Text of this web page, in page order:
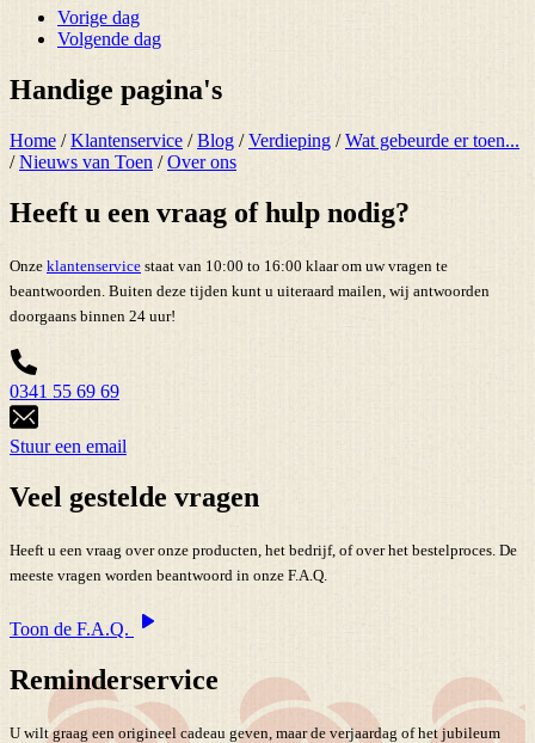
Vorige dag
Volgende dag
Handige pagina's
Home /Klantenservice /Blog /Verdieping /Wat gebeurde er toen...
/Nieuws van Toen /Over ons
Heeft u een vraag of hulp nodig?
Onze klantenservice staat van 10:00 to 16:00 klaar om uw vragen te
beantwoorden. Buiten deze tijden kunt u uiteraard mailen, wij antwoorden
doorgaans binnen 24 uur!
0341 55 69 69
Stuur een email
Veel gestelde vragen
Heeft u een vraag over onze producten, het bedrijf, of over het bestelproces. De
meeste vragen worden beantwoord in onze F.A.Q.
Toon de F.A.Q.
Reminderservice
U wilt graag een origineel cadeau geven, maar de verjaardag of het jubileum